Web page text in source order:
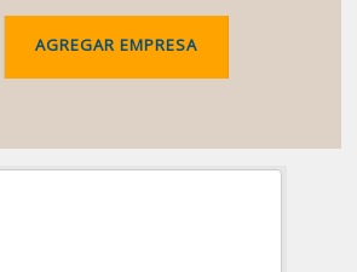
AGREGAR EMPRESA